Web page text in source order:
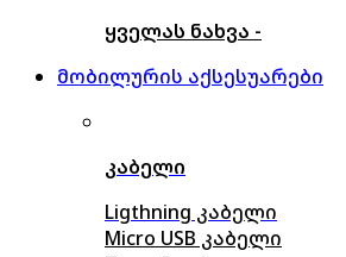
ყველას ნახვა -
მობილურის აქსესუარები
კაბელი
Ligthning კაბელი
Micro USB კაბელი